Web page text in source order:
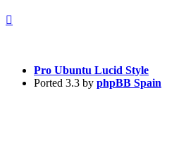
Pro Ubuntu Lucid Style
Ported 3.3 by phpBB Spain